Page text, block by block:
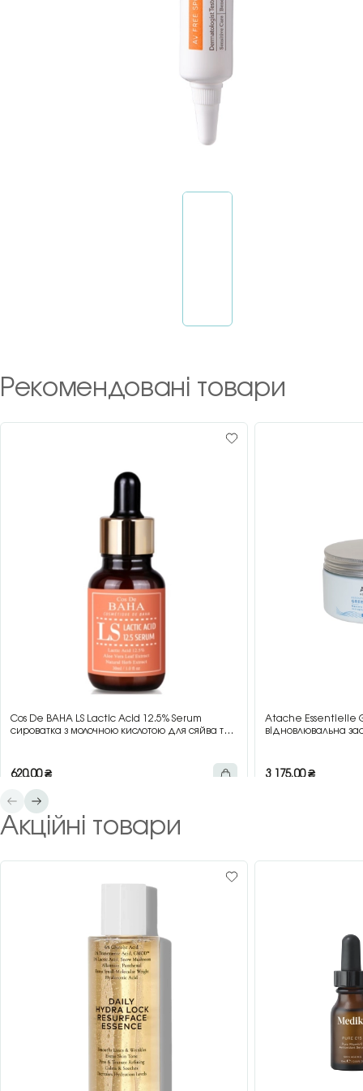
Рекомендовані товари
Cos De BAHA LS Lactic Acid 12.5% Serum
сироватка з молочною кислотою для сяйва та
620,00₴
Atache Essentielle
відновлювальна
3 175,00₴
Акційні товари